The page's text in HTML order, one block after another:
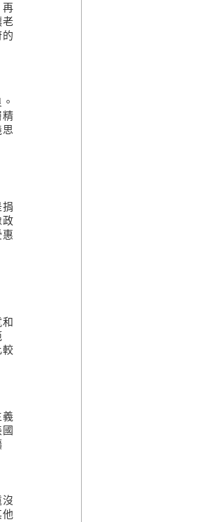
再
精
政
較
義